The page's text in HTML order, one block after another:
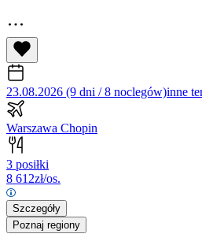
23.08.2026 (9 dni / 8 noclegów)inne
Warszawa Chopin
3 posiłki
8 612zł/os.
Szczegóły
Poznaj regiony